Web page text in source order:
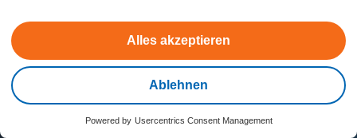
Ablehnen
Alles akzeptieren
Powered by Usercentrics Consent Management
Kreditthemen
Kredit
Kreditrechner